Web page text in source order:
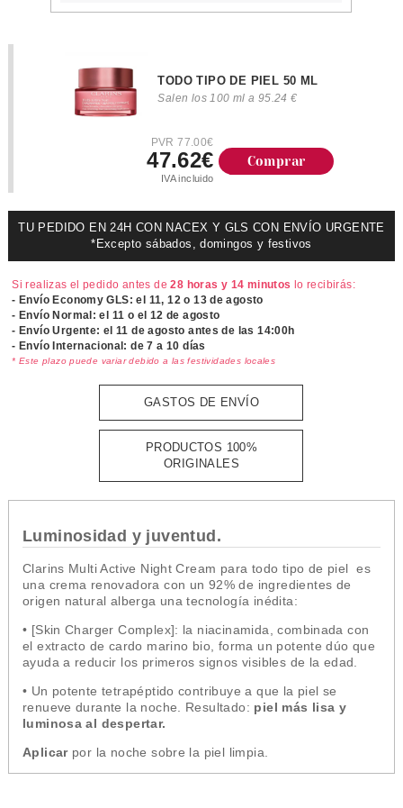
TODO TIPO DE PIEL 50 ML
Salen los 100 ml a 95.24 €
PVR 77.00€
47.62€
IVA incluido
Comprar
TU PEDIDO EN 24H CON NACEX Y GLS CON ENVÍO URGENTE
*Excepto sábados, domingos y festivos
Si realizas el pedido antes de28 horas y 14 minutos lo recibirás:
- Envío Economy GLS: el 11, 12 o 13 de agosto
- Envío Normal: el 11 o el 12 de agosto
- Envío Urgente: el11 de agosto antes de las 14:00h
- Envío Internacional: de 7 a 10 días
* Este plazo puede variar debido a las festividades locales
GASTOS DE ENVÍO
PRODUCTOS 100%
ORIGINALES
Luminosidad y juventud.
Clarins Multi Active Night Cream para todo tipo de piel es
una crema renovadora con un 92% de ingredientes de
origen natural alberga una tecnología inédita:
• [Skin Charger Complex]: la niacinamida, combinada con
el extracto de cardo marino bio, forma un potente dúo que
ayuda a reducir los primeros signos visibles de la edad.
• Un potente tetrapéptido contribuye a que la piel se
renueve durante la noche. Resultado: piel más lisa y
luminosa al despertar.
Aplicarpor la noche sobre la piel limpia.